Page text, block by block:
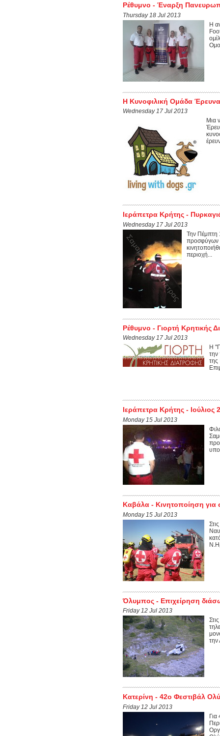
Ρέθυμνο - Έναρξη
Thursday 18 Jul 2013
Η
Η Κυνοφιλική Ομάδα
Wednesday 17 Jul 2013
Μια
Ιεράπετρα Κρήτης -
Wednesday 17 Jul 2013
Την Πέμπτη
προσφύγων
περιοχή...
Ρέθυμνο - Γιορτή Κρητικής
Wednesday 17 Jul 2013
Η
την
της
Ιεράπετρα Κρήτης - Ιούλιος
Monday 15 Jul 2013
Καβάλα - Κινητοποίηση
Monday 15 Jul 2013
Όλυμπος - Επιχείρηση
Friday 12 Jul 2013
την
Κατερίνη - 42ο Φεστιβάλ
Friday 12 Jul 2013